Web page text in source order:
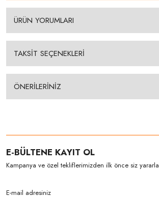
ÜRÜN YORUMLARI
TAKSİT SEÇENEKLERİ
ÖNERİLERİNİZ
E-BÜLTENE KAYIT OL
Kampanya ve özel tekliflerimizden ilk önce siz